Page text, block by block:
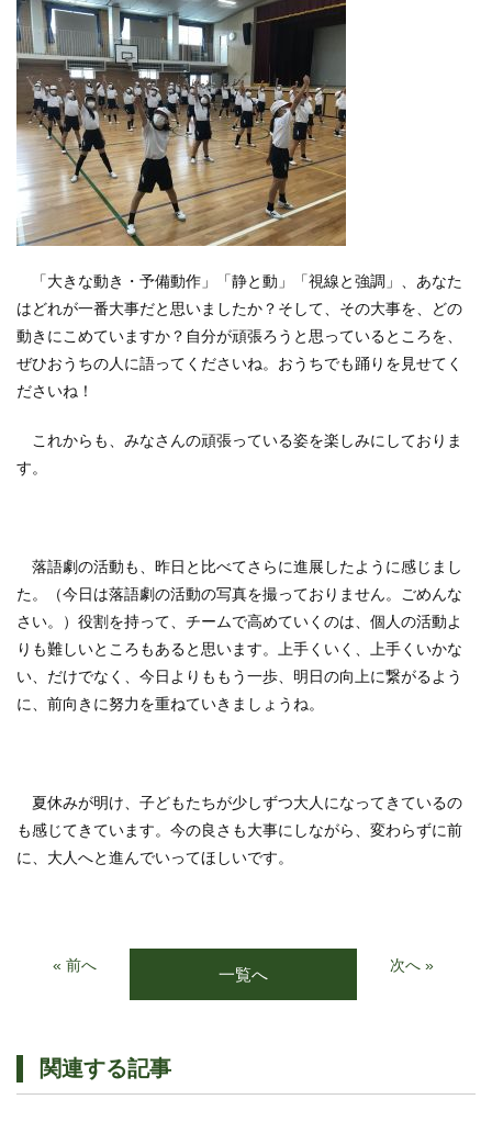
「大きな動き・予備動作」「静と動」「視線と強調」、あなた
はどれが一番大事だと思いましたか？そして、その大事を、どの
動きにこめていますか？自分が頑張ろうと思っているところを、
ぜひおうちの人に語ってくださいね。おうちでも踊りを見せてく
ださいね！
これからも、みなさんの頑張っている姿を楽しみにしておりま
す。
落語劇の活動も、昨日と比べてさらに進展したように感じまし
た。（今日は落語劇の活動の写真を撮っておりません。ごめんな
さい。）役割を持って、チームで高めていくのは、個人の活動よ
りも難しいところもあると思います。上手くいく、上手くいかな
い、だけでなく、今日よりももう一歩、明日の向上に繋がるよう
に、前向きに努力を重ねていきましょうね。
夏休みが明け、子どもたちが少しずつ大人になってきているの
も感じてきています。今の良さも大事にしながら、変わらずに前
に、大人へと進んでいってほしいです。
« 前へ 一覧へ 次へ »
関連する記事